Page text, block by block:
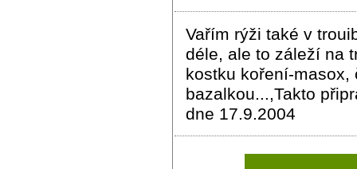
Vařím rýži také v
déle, ale to záleží na
kostku koření-masox,
bazalkou...,Takto
dne 17.9.2004